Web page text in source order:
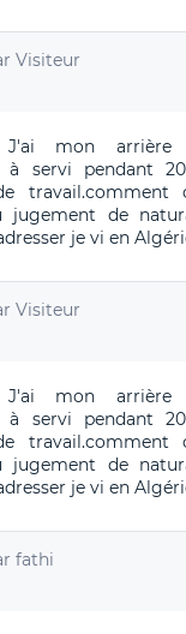
Visiteur
J'ai mon arrière
à servi pendant
travail.comment
jugement de
je vi en
Visiteur
J'ai mon arrière
à servi pendant
travail.comment
jugement de
je vi en
fathi